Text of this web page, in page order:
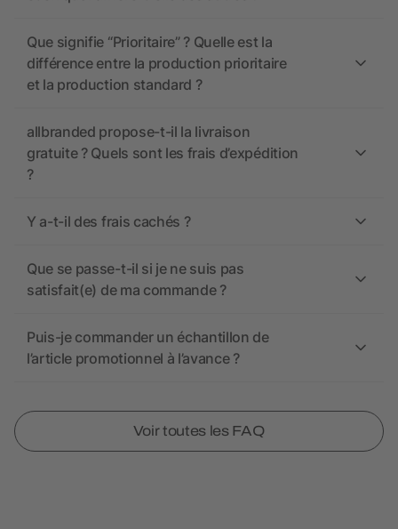
Que signifie “Prioritaire” ? Quelle est la
différence entre la production prioritaire
et la production standard ?
allbranded propose-t-il la livraison
gratuite ? Quels sont les frais d’expédition
?
Y a-t-il des frais cachés ?
Que se passe-t-il si je ne suis pas
satisfait(e) de ma commande ?
Puis-je commander un échantillon de
l’article promotionnel à l’avance ?
Voir toutes les FAQ